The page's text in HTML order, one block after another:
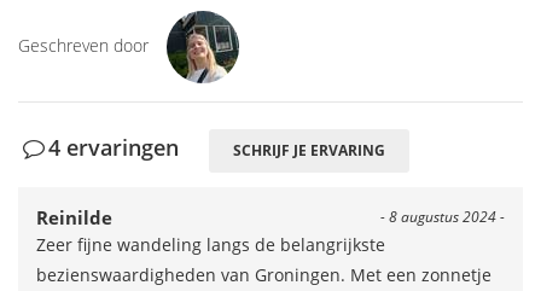
Geschreven door
4 ervaringen SCHRIJF JE ERVARING
- 8 augustus 2024 -
Reinilde
Zeer fijne wandeling langs de belangrijkste
bezienswaardigheden van Groningen. Met een zonnetje